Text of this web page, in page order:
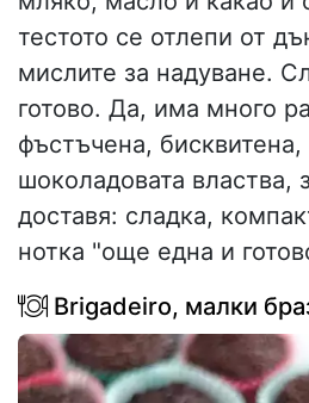
тестото се отлепи от
мислите за надуване.
готово. Да, има много
фъстъчена,
шоколадовата властва,
доставя: сладка,
нотка "още една и
Brigadeiro, малки